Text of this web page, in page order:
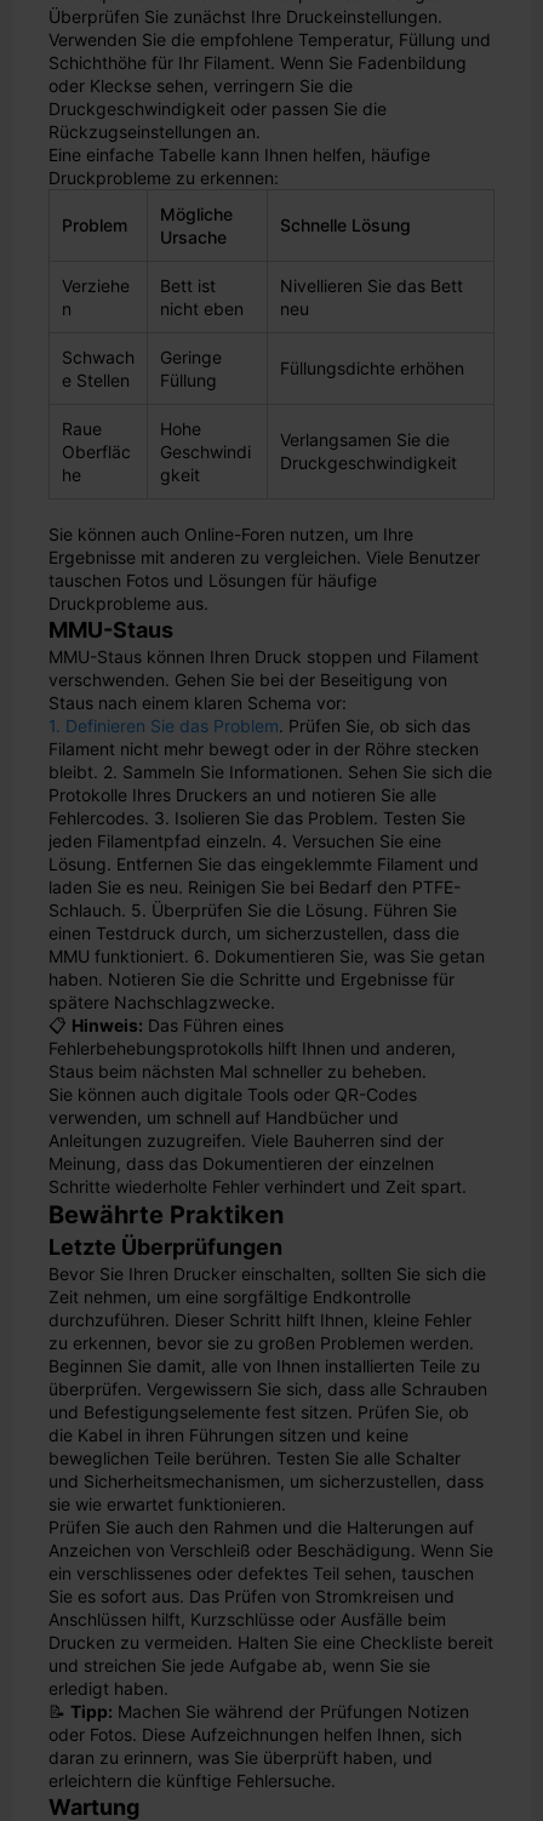
Überprüfen Sie zunächst Ihre Druckeinstellungen.
Verwenden Sie die empfohlene Temperatur, Füllung und
Schichthöhe für Ihr Filament. Wenn Sie Fadenbildung
oder Kleckse sehen, verringern Sie die
Druckgeschwindigkeit oder passen Sie die
Rückzugseinstellungen an.
Eine einfache Tabelle kann Ihnen helfen, häufige
Druckprobleme zu erkennen:
Problem
Mögliche
Ursache
Schnelle Lösung
Verziehe
n
Bett ist
nicht eben
Nivellieren Sie das Bett
neu
Schwach
e Stellen
Geringe
Füllung
Füllungsdichte erhöhen
Raue
Oberfläc
he
Hohe
Geschwindi
gkeit
Verlangsamen Sie die
Druckgeschwindigkeit
Sie können auch Online-Foren nutzen, um Ihre
Ergebnisse mit anderen zu vergleichen. Viele Benutzer
tauschen Fotos und Lösungen für häufige
Druckprobleme aus.
MMU-Staus
MMU-Staus können Ihren Druck stoppen und Filament
verschwenden. Gehen Sie bei der Beseitigung von
Staus nach einem klaren Schema vor:
1. Definieren Sie das Problem. Prüfen Sie, ob sich das
Filament nicht mehr bewegt oder in der Röhre stecken
bleibt. 2. Sammeln Sie Informationen. Sehen Sie sich die
Protokolle Ihres Druckers an und notieren Sie alle
Fehlercodes. 3. Isolieren Sie das Problem. Testen Sie
jeden Filamentpfad einzeln. 4. Versuchen Sie eine
Lösung. Entfernen Sie das eingeklemmte Filament und
laden Sie es neu. Reinigen Sie bei Bedarf den PTFE-
Schlauch. 5. Überprüfen Sie die Lösung. Führen Sie
einen Testdruck durch, um sicherzustellen, dass die
MMU funktioniert. 6. Dokumentieren Sie, was Sie getan
haben. Notieren Sie die Schritte und Ergebnisse für
spätere Nachschlagzwecke.
📋 Hinweis: Das Führen eines
Fehlerbehebungsprotokolls hilft Ihnen und anderen,
Staus beim nächsten Mal schneller zu beheben.
Sie können auch digitale Tools oder QR-Codes
verwenden, um schnell auf Handbücher und
Anleitungen zuzugreifen. Viele Bauherren sind der
Meinung, dass das Dokumentieren der einzelnen
Schritte wiederholte Fehler verhindert und Zeit spart.
Bewährte Praktiken
Letzte Überprüfungen
Bevor Sie Ihren Drucker einschalten, sollten Sie sich die
Zeit nehmen, um eine sorgfältige Endkontrolle
durchzuführen. Dieser Schritt hilft Ihnen, kleine Fehler
zu erkennen, bevor sie zu großen Problemen werden.
Beginnen Sie damit, alle von Ihnen installierten Teile zu
überprüfen. Vergewissern Sie sich, dass alle Schrauben
und Befestigungselemente fest sitzen. Prüfen Sie, ob
die Kabel in ihren Führungen sitzen und keine
beweglichen Teile berühren. Testen Sie alle Schalter
und Sicherheitsmechanismen, um sicherzustellen, dass
sie wie erwartet funktionieren.
Prüfen Sie auch den Rahmen und die Halterungen auf
Anzeichen von Verschleiß oder Beschädigung. Wenn Sie
ein verschlissenes oder defektes Teil sehen, tauschen
Sie es sofort aus. Das Prüfen von Stromkreisen und
Anschlüssen hilft, Kurzschlüsse oder Ausfälle beim
Drucken zu vermeiden. Halten Sie eine Checkliste bereit
und streichen Sie jede Aufgabe ab, wenn Sie sie
erledigt haben.
📝 Tipp: Machen Sie während der Prüfungen Notizen
oder Fotos. Diese Aufzeichnungen helfen Ihnen, sich
daran zu erinnern, was Sie überprüft haben, und
erleichtern die künftige Fehlersuche.
Wartung